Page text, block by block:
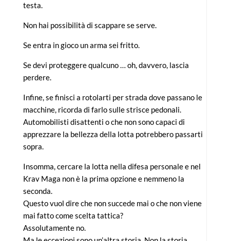
testa.
Non hai possibilità di scappare se serve.
Se entra in gioco un arma sei fritto.
Se devi proteggere qualcuno … oh, davvero, lascia
perdere.
Infine, se finisci a rotolarti per strada dove passano le
macchine, ricorda di farlo sulle strisce pedonali.
Automobilisti disattenti o che non sono capaci di
apprezzare la bellezza della lotta potrebbero passarti
sopra.
Insomma, cercare la lotta nella difesa personale e nel
Krav Maga non è la prima opzione e nemmeno la
seconda.
Questo vuol dire che non succede mai o che non viene
mai fatto come scelta tattica?
Assolutamente no.